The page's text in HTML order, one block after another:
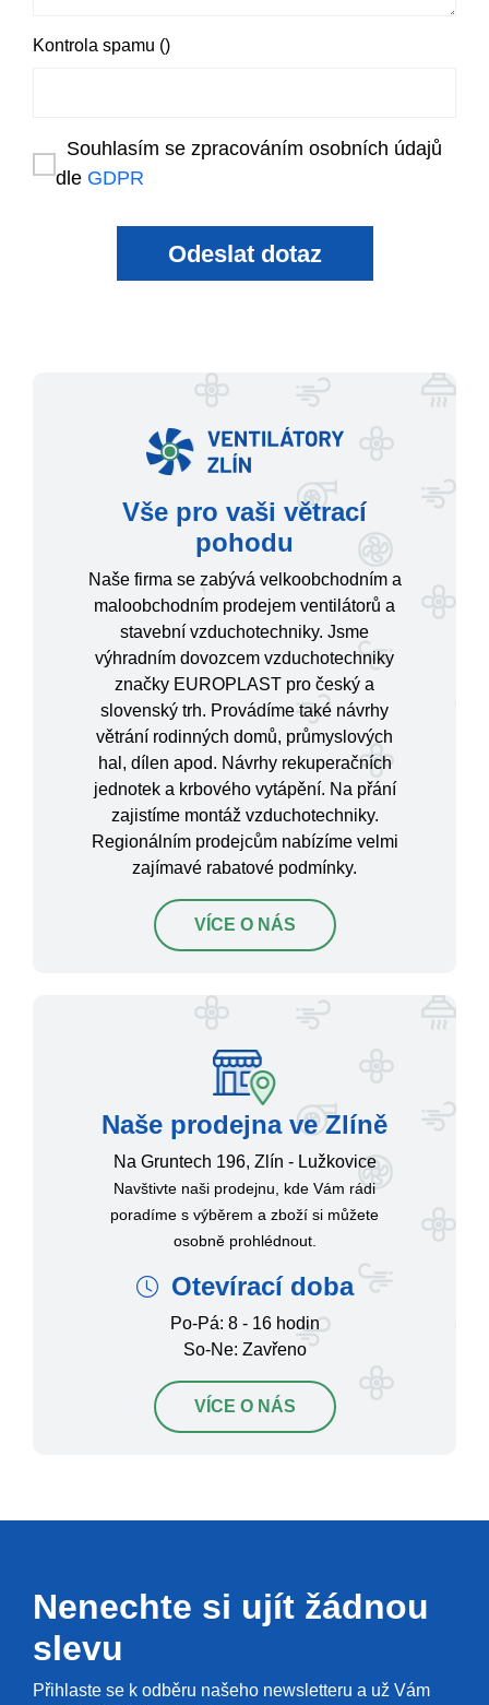
Kontrola spamu ()
Souhlasím se zpracováním osobních údajů
dle GDPR
Odeslat dotaz
Vše pro vaši větrací
pohodu
Naše firma se zabývá velkoobchodním a
maloobchodním prodejem ventilátorů a
stavební vzduchotechniky. Jsme
výhradním dovozcem vzduchotechniky
značky EUROPLAST pro český a
slovenský trh. Provádíme také návrhy
větrání rodinných domů, průmyslových
hal, dílen apod. Návrhy rekuperačních
jednotek a krbového vytápění. Na přání
zajistíme montáž vzduchotechniky.
Regionálním prodejcům nabízíme velmi
zajímavé rabatové podmínky.
VÍCE O NÁS
Naše prodejna ve Zlíně
Na Gruntech 196, Zlín - Lužkovice
Navštivte naši prodejnu, kde Vám rádi
poradíme s výběrem a zboží si můžete
osobně prohlédnout.
Otevírací doba
Po-Pá: 8 - 16 hodin
So-Ne: Zavřeno
VÍCE O NÁS
Nenechte si ujít žádnou
slevu
Přihlaste se k odběru našeho newsletteru a už Vám